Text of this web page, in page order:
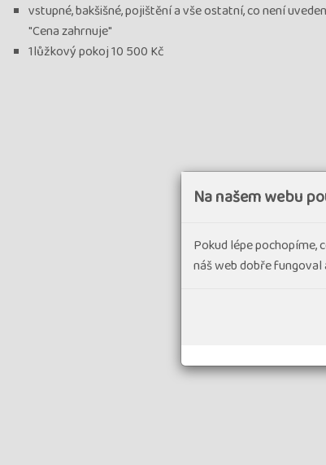
vstupné, bakšišné, pojištění a vše ostatní, co není
"Cena zahrnuje"
1lůžkový pokoj 10 500 Kč
Na našem webu
Pokud lépe pochopíme,
náš web dobře